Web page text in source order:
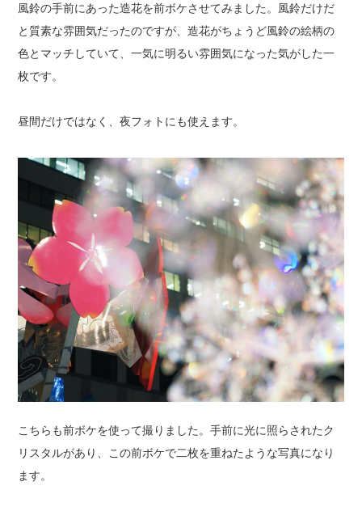
風鈴の手前にあった造花を前ボケさせてみました。風鈴だけだ
と質素な雰囲気だったのですが、造花がちょうど風鈴の絵柄の
色とマッチしていて、一気に明るい雰囲気になった気がした一
枚です。
昼間だけではなく、夜フォトにも使えます。
こちらも前ボケを使って撮りました。手前に光に照らされたク
リスタルがあり、この前ボケで二枚を重ねたような写真になり
ます。